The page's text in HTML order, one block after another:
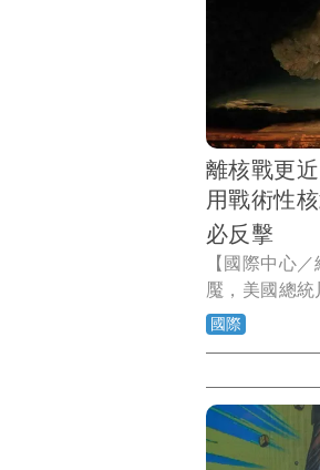
離核戰更
用戰術性
必反擊
【國際中心
魘，美國總
動對伊朗戰
朗製造核武的
意在讓美國
發潛在區域
術核武的彈
國際